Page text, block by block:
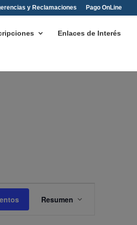
y Reclamaciones Pago OnLine
Enlaces de Interés
de
Resumen